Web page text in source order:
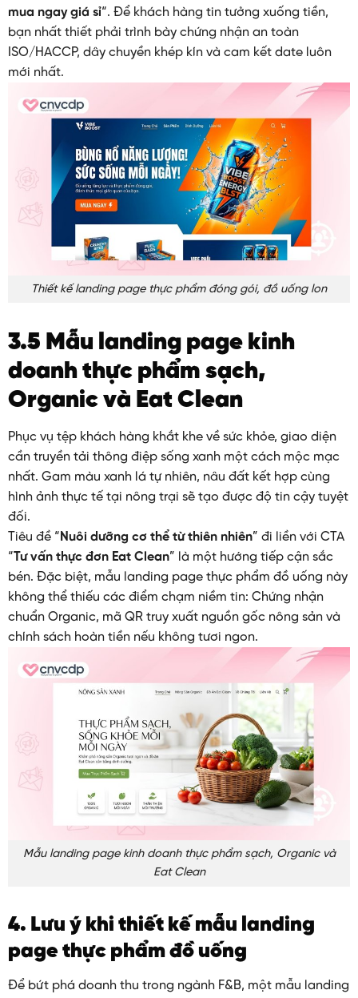
mua ngay giá sỉ“. Để khách hàng tin tưởng xuống tiền,
bạn nhất thiết phải trình bày chứng nhận an toàn
ISO/HACCP, dây chuyền khép kín và cam kết date luôn
mới nhất.
Thiết kế landing page thực phẩm đóng gói, đồ uống lon
3.5 Mẫu landing page kinh
doanh thực phẩm sạch,
Organic và Eat Clean
Phục vụ tệp khách hàng khắt khe về sức khỏe, giao diện
cần truyền tải thông điệp sống xanh một cách mộc mạc
nhất. Gam màu xanh lá tự nhiên, nâu đất kết hợp cùng
hình ảnh thực tế tại nông trại sẽ tạo được độ tin cậy tuyệt
đối.
Tiêu đề “ Nuôi dưỡng cơ thể từ thiên nhiên” đi liền với CTA
“Tư vấn thực đơn Eat Clean” là một hướng tiếp cận sắc
bén. Đặc biệt, mẫu landing page thực phẩm đồ uống này
không thể thiếu các điểm chạm niềm tin: Chứng nhận
chuẩn Organic, mã QR truy xuất nguồn gốc nông sản và
chính sách hoàn tiền nếu không tươi ngon.
Mẫu landing page kinh doanh thực phẩm sạch, Organic và
Eat Clean
4. Lưu ý khi thiết kế mẫu landing
page thực phẩm đồ uống
Để bứt phá doanh thu trong ngành F&B, một mẫu landing